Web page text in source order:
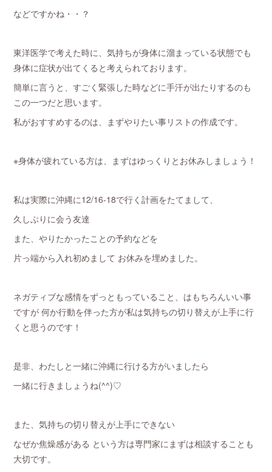
などですかね・・？
東洋医学で考えた時に、気持ちが身体に溜まっている状態でも
身体に症状が出てくると考えられております。
簡単に言うと、すごく緊張した時などに手汗が出たりするのも
この一つだと思います。
私がおすすめするのは、まずやりたい事リストの作成です。
※身体が疲れている方は、まずはゆっくりとお休みしましょう！
私は実際に沖縄に12/16-18で行く計画をたてまして、
久しぶりに会う友達
また、やりたかったことの予約などを
片っ端から入れ初めまして お休みを埋めました。
ネガティブな感情をずっともっていること、はもちろんいい事
ですが 何か行動を伴った方が私は気持ちの切り替えが上手に行
くと思うのです！
是非、わたしと一緒に沖縄に行ける方がいましたら
一緒に行きましょうね(^^)♡
また、気持ちの切り替えが上手にできない
なぜか焦燥感がある という方は専門家にまずは相談することも
大切です。